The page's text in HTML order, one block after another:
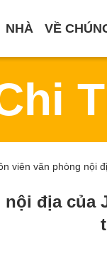
NHÀ VỀ
viên văn phòng nội
địa của